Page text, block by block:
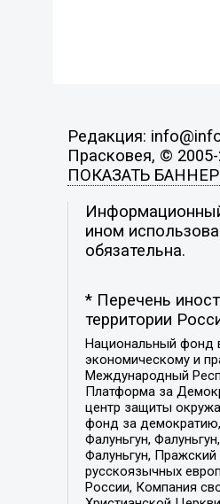
Редакция:
Прасковея, ©
ПОКАЗАТЬ
ином
обязательна.
* Перечень
территории
Национальный фонд
экономическому и
Международный
Платформа за
центр защиты
фонд за
Фалуньгун,
Фалуньгун,
русскоязычных
России, Компания